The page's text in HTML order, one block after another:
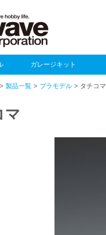
ガレージキット
> 製品一覧 > プラモデル > タチコマ
マ